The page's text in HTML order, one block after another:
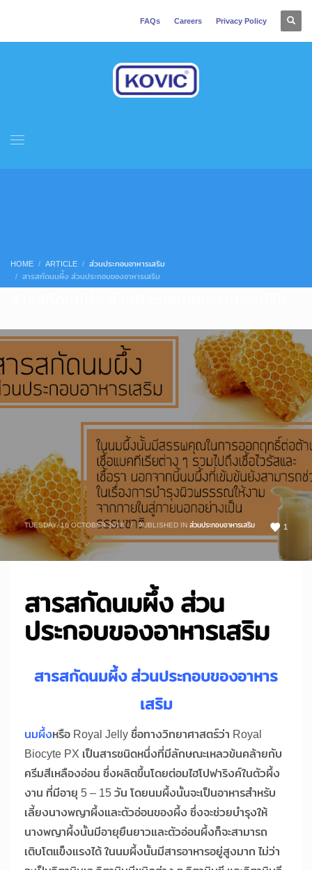
FAQs Careers Privacy Policy
HOME ARTICLE
ส่วนประกอบอาหารเสริม
สารสกัดนมผึ้ง ส่วนประกอบของอาหารเสริม
1
TUESDAY, 16 OCTOBER 2018 / PUBLISHED INส่วนประกอบอาหารเสริม
สารสกัดนมผึ้ง ส่วน
ประกอบของอาหารเสริม
สารสกัดนมผึ้ง ส่วนประกอบของอาหาร
เสริม
นมผึ้งหรือ Royal Jelly ชื่อทางวิทยาศาสตร์ว่า Royal
Biocyte PX เป็นสารชนิดหนึ่งที่มีลักษณะเหลวข้นคล้ายกับ
ครีมสีเหลืองอ่อน ซึ่งผลิตขึ้นโดยต่อมไฮโปฟาริงค์ในตัวผึ้ง
งาน ที่มีอายุ 5 – 15 วัน โดยนมผึ้งนั้นจะเป็นอาหารสำหรับ
เลี้ยงนางพญาผึ้งและตัวอ่อนของผึ้ง ซึ่งจะช่วยบำรุงให้
นางพญาผึ้งนั้นมีอายุยืนยาวและตัวอ่อนผึ้งก็จะสามารถ
เติบโตแข็งแรงได้ ในนมผึ้งนั้นมีสารอาหารอยู่สูงมาก ไม่ว่า